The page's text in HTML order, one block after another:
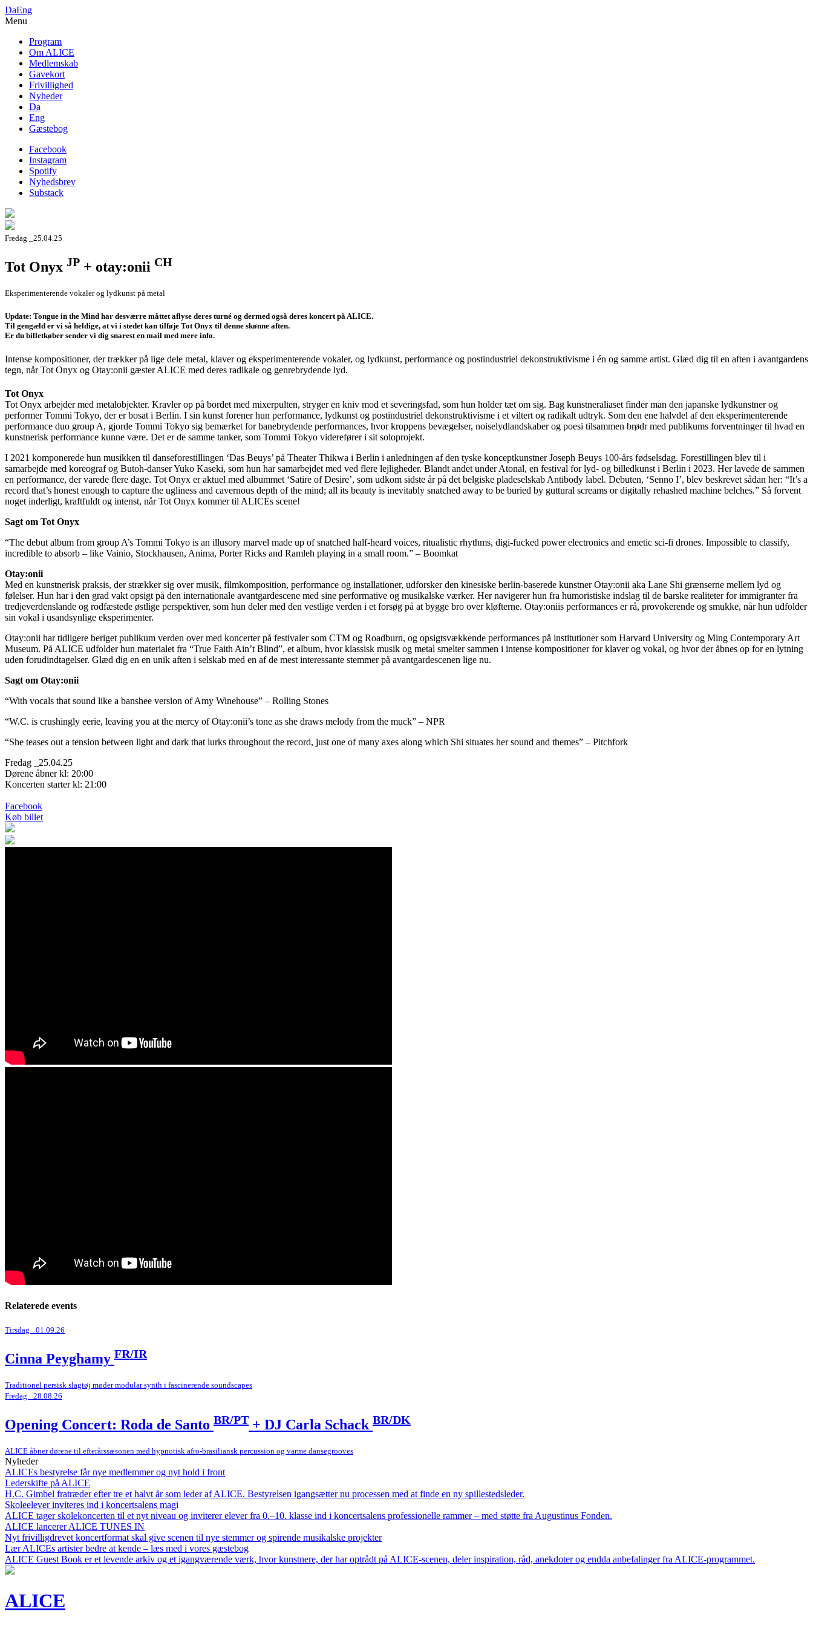
DaEng
Menu
Program
Om ALICE
Medlemskab
Gavekort
Frivillighed
Nyheder
Da
Eng
Gæstebog
Facebook
Instagram
Spotify
Nyhedsbrev
Substack
Fredag _25.04.25
Tot Onyx JP + otay:onii CH
Eksperimenterende vokaler og lydkunst på metal
Update: Tongue in the Mind har desværre måttet aflyse deres turné og dermed også deres koncert på ALICE.
Til gengæld er vi så heldige, at vi i stedet kan tilføje Tot Onyx til denne skønne aften.
Er du billetkøber sender vi dig snarest en mail med mere info.
Intense kompositioner, der trækker på lige dele metal, klaver og eksperimenterende vokaler, og lydkunst, performance og postindustriel dekonstruktivisme i én og samme artist. Glæd dig til en aften i avantgardens
tegn, når Tot Onyx og Otay:onii gæster ALICE med deres radikale og genrebrydende lyd.
Tot Onyx
Tot Onyx arbejder med metalobjekter. Kravler op på bordet med mixerpulten, stryger en kniv mod et severingsfad, som hun holder tæt om sig. Bag kunstneraliaset finder man den japanske lydkunstner og
performer Tommi Tokyo, der er bosat i Berlin. I sin kunst forener hun performance, lydkunst og postindustriel dekonstruktivisme i et viltert og radikalt udtryk. Som den ene halvdel af den eksperimenterende
performance duo group A, gjorde Tommi Tokyo sig bemærket for banebrydende performances, hvor kroppens bevægelser, noiselydlandskaber og poesi tilsammen brødr med publikums forventninger til hvad en
kunstnerisk performance kunne være. Det er de samme tanker, som Tommi Tokyo viderefører i sit soloprojekt.
I 2021 komponerede hun musikken til danseforestillingen ‘Das Beuys’ på Theater Thikwa i Berlin i anledningen af den tyske konceptkunstner Joseph Beuys 100-års fødselsdag. Forestillingen blev til i
samarbejde med koreograf og Butoh-danser Yuko Kaseki, som hun har samarbejdet med ved flere lejligheder. Blandt andet under Atonal, en festival for lyd- og billedkunst i Berlin i 2023. Her lavede de sammen
en performance, der varede flere dage. Tot Onyx er aktuel med albummet ‘Satire of Desire’, som udkom sidste år på det belgiske pladeselskab Antibody label. Debuten, ‘Senno I’, blev beskrevet sådan her: “It’s a
record that’s honest enough to capture the ugliness and cavernous depth of the mind; all its beauty is inevitably snatched away to be buried by guttural screams or digitally rehashed machine belches.” Så forvent
noget inderligt, kraftfuldt og intenst, når Tot Onyx kommer til ALICEs scene!
Sagt om Tot Onyx
“The debut album from group A’s Tommi Tokyo is an illusory marvel made up ofsnatched half-heard voices, ritualistic rhythms, digi-fucked power electronics and emetic sci-fi drones. Impossible to classify,
incredible to absorb – like Vainio, Stockhausen, Anima, Porter Ricks and Ramleh playing in a small room.” – Boomkat
Otay:onii
Med en kunstnerisk praksis, der strækker sig over musik, filmkomposition, performance og installationer, udforsker den kinesiske berlin-baserede kunstner Otay:onii aka Lane Shi grænserne mellem lyd og
følelser. Hun har i den grad vakt opsigt på den internationale avantgardescene med sine performative og musikalske værker. Her navigerer hun fra humoristiske indslag til de barske realiteter for immigranter fra
tredjeverdenslande og rodfæstede østlige perspektiver, som hun deler med den vestlige verden i et forsøg på at bygge bro over kløfterne. Otay:oniis performances er rå, provokerende og smukke, når hun udfolder
sin vokal i usandsynlige eksperimenter.
Otay:onii har tidligere beriget publikum verden over med koncerter på festivaler som CTM og Roadburn, og opsigtsvækkende performances på institutioner som Harvard University og Ming Contemporary Art
Museum. På ALICE udfolder hun materialet fra “True Faith Ain’t Blind”, et album, hvor klassisk musik og metal smelter sammen i intense kompositioner for klaver og vokal, og hvor der åbnes op for en lytning
uden forudindtagelser. Glæd dig en en unik aften i selskab med en af de mest interessante stemmer på avantgardescenen lige nu.
Sagt om Otay:onii
“With vocals that sound like a banshee version of Amy Winehouse” – Rolling Stones
“W.C. is crushingly eerie, leaving you at the mercy of Otay:onii’s tone as she draws melody from the muck” – NPR
“She teases out a tension between light and dark that lurks throughout the record, just one of many axes along which Shi situates her sound and themes” – Pitchfork
Fredag _25.04.25
Dørene åbner kl: 20:00
Koncerten starter kl: 21:00
Facebook
Køb billet
Relaterede events
Tirsdag _01.09.26
Cinna Peyghamy FR/IR
Traditionel persisk slagtøj møder modular synth i fascinerende soundscapes
Fredag _28.08.26
Opening Concert: Roda de Santo BR/PT + DJ Carla Schack BR/DK
ALICE åbner dørene til efterårssæsonen med hypnotisk afro-brasiliansk percussion og varme dansegrooves
Nyheder
ALICEs bestyrelse får nye medlemmer og nyt hold i front
Lederskifte på ALICE
H.C. Gimbel fratræder efter tre et halvt år som leder af ALICE. Bestyrelsen igangsætter nu processen med at finde en ny spillestedsleder.
Skoleelever inviteres ind i koncertsalens magi
ALICE tager skolekoncerten til et nyt niveau og inviterer elever fra 0.–10. klasse ind i koncertsalens professionelle rammer – med støtte fra Augustinus Fonden.
ALICE lancerer ALICE TUNES IN
Nyt frivilligdrevet koncertformat skal give scenen til nye stemmer og spirende musikalske projekter
Lær ALICEs artister bedre at kende – læs med i vores gæstebog
ALICE Guest Book er et levende arkiv og et igangværende værk, hvor kunstnere, der har optrådt på ALICE-scenen, deler inspiration, råd, anekdoter og endda anbefalinger fra ALICE-programmet.
ALICE